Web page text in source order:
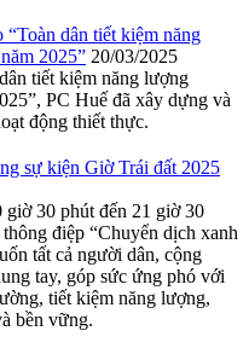
dân tiết kiệm năng
2025” 20/03/2025
tiết kiệm năng lượng
PC Huế đã xây dựng và
động thiết thực.
sự kiện Giờ Trái đất 2025
30 phút đến 21 giờ 30
điệp “Chuyển dịch xanh
tất cả người dân, cộng
tay, góp sức ứng phó với
tiết kiệm năng lượng,
bền vững.